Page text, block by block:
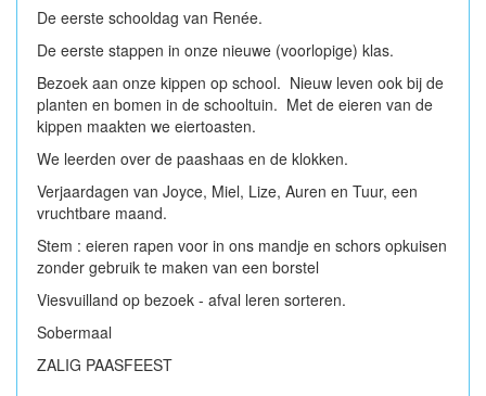
De eerste schooldag van Renée.
De eerste stappen in onze nieuwe (voorlopige) klas.
Bezoek aan onze kippen op school. Nieuw leven ook bij de
planten en bomen in de schooltuin. Met de eieren van de
kippen maakten we eiertoasten.
We leerden over de paashaas en de klokken.
Verjaardagen van Joyce, Miel, Lize, Auren en Tuur, een
vruchtbare maand.
Stem : eieren rapen voor in ons mandje en schors opkuisen
zonder gebruik te maken van een borstel
Viesvuilland op bezoek - afval leren sorteren.
Sobermaal
ZALIG PAASFEEST